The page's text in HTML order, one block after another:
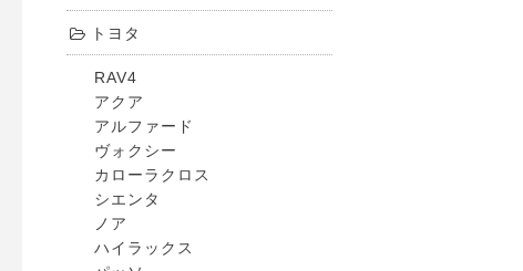
トヨタ
RAV4
アクア
アルファード
ヴォクシー
カローラクロス
シエンタ
ノア
ハイラックス